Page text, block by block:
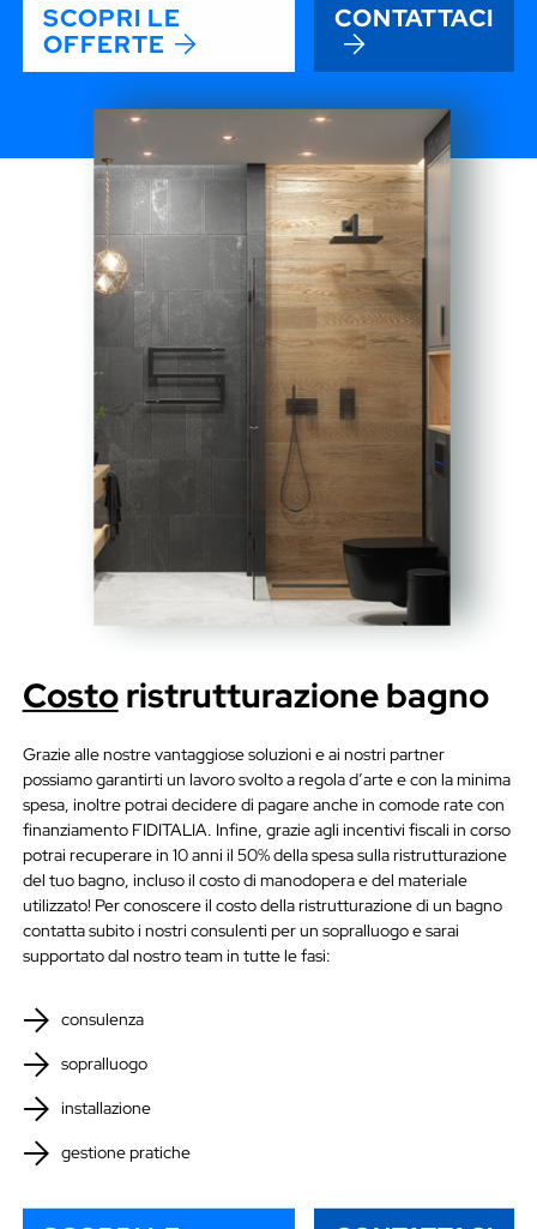
SCOPRI LE
OFFERTE
CONTATTACI
Costoristrutturazione bagno
Grazie alle nostre vantaggiose soluzioni e ai nostri partner
possiamo garantirti un lavoro svolto a regola d’arte e con la minima
spesa, inoltre potrai decidere di pagare anche in comode rate con
finanziamento FIDITALIA. Infine, grazie agli incentivi fiscali in corso
potrai recuperare in 10 anni il 50% della spesa sulla ristrutturazione
del tuo bagno, incluso il costo di manodopera e del materiale
utilizzato! Per conoscere il costo della ristrutturazione di un bagno
contatta subito i nostri consulenti per un sopralluogo e sarai
supportato dal nostro team in tutte le fasi:
consulenza
sopralluogo
installazione
gestione pratiche